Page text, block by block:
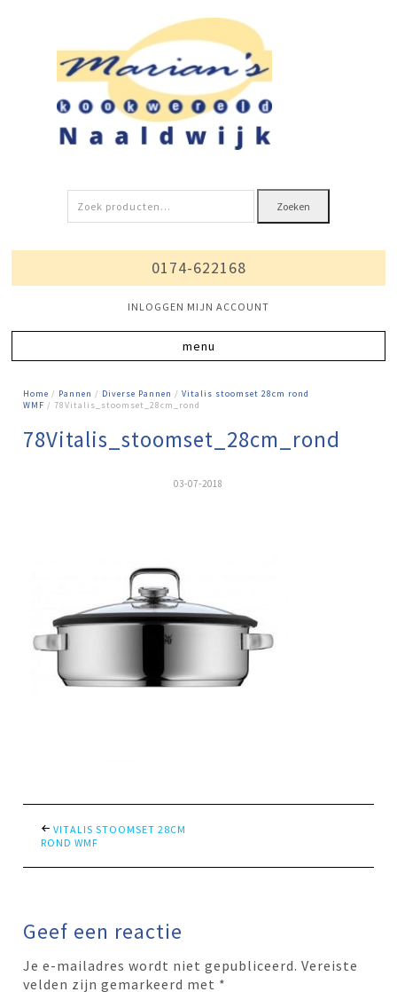
Zoeken
naar:
Zoeken
0174-622168
INLOGGEN MIJN ACCOUNT
Home / Pannen / Diverse Pannen /Vitalis stoomset 28cm rond
WMF / 78Vitalis_stoomset_28cm_rond
78Vitalis_stoomset_28cm_rond
03-07-2018
VITALIS STOOMSET 28CM
ROND WMF
Geef een reactie
Je e-mailadres wordt niet gepubliceerd. Vereiste
velden zijn gemarkeerd met *